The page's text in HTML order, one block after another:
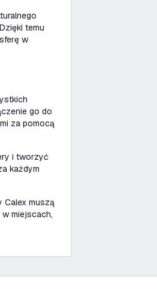
temu
w
go do
za pomocą
i tworzyć
każdym
Calex muszą
miejscach,